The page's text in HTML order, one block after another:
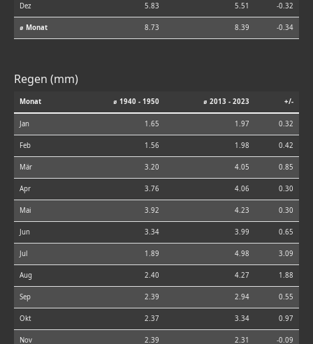
Dez 5.83 5.51 -0.32
⌀ Monat 8.73 8.39 -0.34
Regen (mm)
Monat ⌀ 1940 - 1950 ⌀ 2013 - 2023 +/-
Jan 1.65 1.97 0.32
Feb 1.56 1.98 0.42
Mär 3.20 4.05 0.85
Apr 3.76 4.06 0.30
Mai 3.92 4.23 0.30
Jun 3.34 3.99 0.65
Jul 1.89 4.98 3.09
Aug 2.40 4.27 1.88
Sep 2.39 2.94 0.55
Okt 2.37 3.34 0.97
Nov 2.39 2.31 -0.09